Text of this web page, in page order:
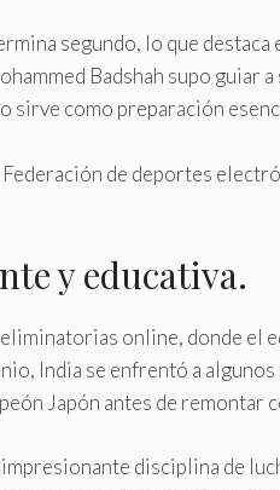
segundo, lo que
Badshah supo
sirve como preparación
Federación de deportes
y educativa.
online, donde el
India se enfrentó a
Japón antes de remontar
disciplina de